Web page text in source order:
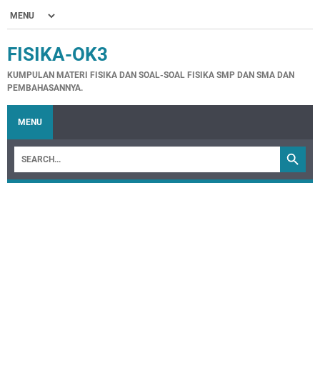
FISIKA-OK3
KUMPULAN MATERI FISIKA DAN SOAL-SOAL FISIKA SMP DAN SMA DAN
PEMBAHASANNYA.
MENU